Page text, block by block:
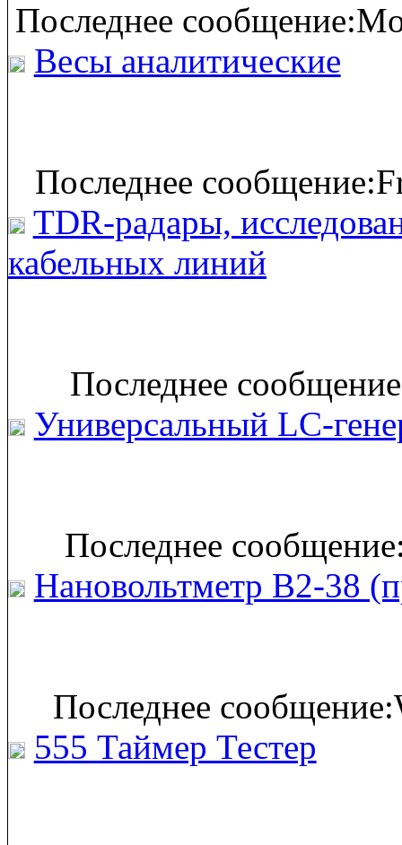
Последнее
Весы аналитические
Последнее
TDR-радары,
кабельных линий
Последнее
Универсальный LC-
Последнее
Нановольтметр В2-38
Последнее
555 Таймер Тестер